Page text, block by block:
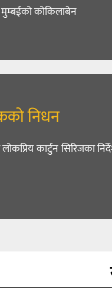
कोकिलाबेन
निधन
कार्टुन सिरिजका